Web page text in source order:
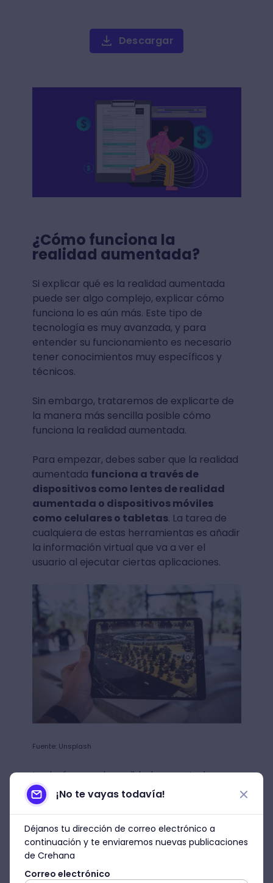
Descargar
¿Cómo funciona la
realidad aumentada?
Si explicar qué es la realidad aumentada
puede ser algo complejo, explicar cómo
funciona lo es aún más. Este tipo de
tecnología es muy avanzada, y para
entender su funcionamiento es necesario
tener conocimientos muy específicos y
técnicos.
Sin embargo, trataremos de explicarte de
la manera más sencilla posible cómo
funciona la realidad aumentada.
Para empezar, debes saber que la realidad
aumentada funciona a través de
dispositivos como lentes de realidad
aumentada o dispositivos móviles
como celulares o tabletas. La tarea de
cualquiera de estas herramientas es añadir
la información virtual que va a ver el
usuario al ejecutar ciertas aplicaciones.
Fuente: Unsplash
Las imágenes de realidad aumentada son
diseñadas con programas de renderizado y
modelado 3D.
Existen muchas herramientas con las
que se pueden generar modelos de
realidad aumentada, como Autodesk
Maya y Blender, por ejemplo. Si quieres
¡No te vayas todavía!
Déjanos tu dirección de correo electrónico a
continuación y te enviaremos nuevas publicaciones
de Crehana
Correo electrónico